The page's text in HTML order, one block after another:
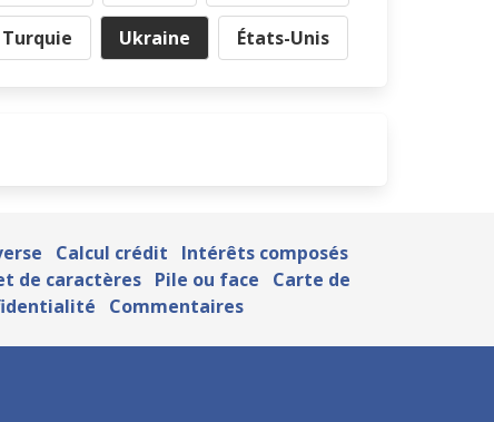
Turquie Ukraine États-Unis
Calcul crédit
Intérêts composés
de caractères Pile ou face
Carte de
Commentaires